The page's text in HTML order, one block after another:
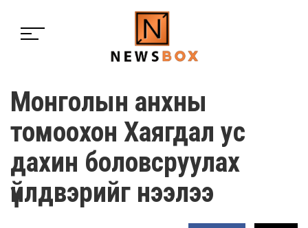
Монголын анхны
томоохон Хаягдал ус
дахин боловсруулах
үйлдвэрийг нээлээ